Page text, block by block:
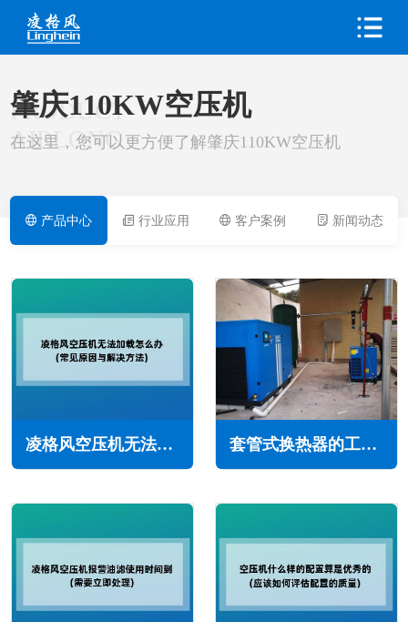
PRODUCT
AIRLONG
肇庆110KW空压机
在这里，您可以更方便了解肇庆110KW空压机
产品中心 行业应用 客户案例 新闻动态
凌格风空压机无法加载怎么办(常见原因与解决方法) 套管式换热器的工作原理与特点(套管式换热器的优缺点)